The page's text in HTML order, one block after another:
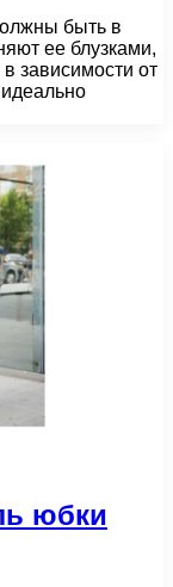
быть в
ее блузками,
зависимости от
юбки